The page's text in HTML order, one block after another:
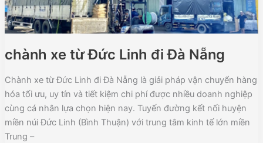
chành xe từ Đức Linh đi Đà Nẵng
Chành xe từ Đức Linh đi Đà Nẵng là giải pháp vận chuyển hàng
hóa tối ưu, uy tín và tiết kiệm chi phí được nhiều doanh nghiệp
cùng cá nhân lựa chọn hiện nay. Tuyến đường kết nối huyện
miền núi Đức Linh (Bình Thuận) với trung tâm kinh tế lớn miền
Trung –